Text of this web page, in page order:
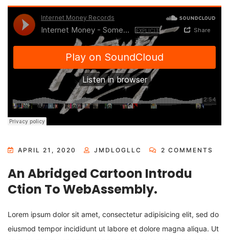
APRIL 21, 2020 JMDLOGLLC 2 COMMENTS
An Abridged Cartoon Introdu
Ction To WebAssembly.
Lorem ipsum dolor sit amet, consectetur adipisicing elit, sed do
eiusmod tempor incididunt ut labore et dolore magna aliqua. Ut